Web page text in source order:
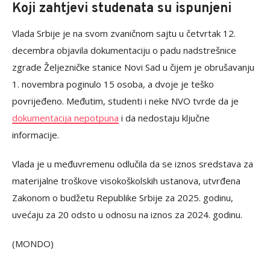
Koji zahtjevi studenata su ispunjeni
Vlada Srbije je na svom zvaničnom sajtu u četvrtak 12.
decembra objavila dokumentaciju o padu nadstrešnice
zgrade Željezničke stanice Novi Sad u čijem je obrušavanju
1. novembra poginulo 15 osoba, a dvoje je teško
povrijeđeno. Međutim, studenti i neke NVO tvrde da je
dokumentacija nepotpuna i da nedostaju ključne
informacije.
Vlada je u međuvremenu odlučila da se iznos sredstava za
materijalne troškove visokoškolskih ustanova, utvrđena
Zakonom o budžetu Republike Srbije za 2025. godinu,
uvećaju za 20 odsto u odnosu na iznos za 2024. godinu.
(MONDO)